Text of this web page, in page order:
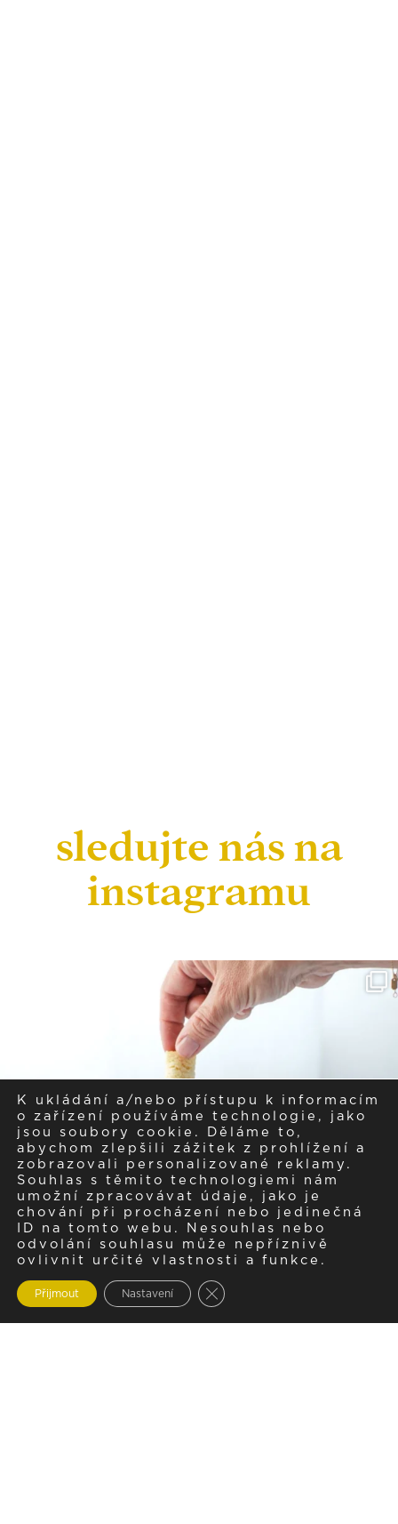
sledujte nás na
instagramu
K ukládání a/nebo přístupu k informacím
o zařízení používáme technologie, jako
jsou soubory cookie. Děláme to,
abychom zlepšili zážitek z prohlížení a
zobrazovali personalizované reklamy.
Souhlas s těmito technologiemi nám
umožní zpracovávat údaje, jako je
chování při procházení nebo jedinečná
ID na tomto webu. Nesouhlas nebo
odvolání souhlasu může nepříznivě
ovlivnit určité vlastnosti a funkce.
Přijmout Nastavení Zavřít cookie lištu GDPR